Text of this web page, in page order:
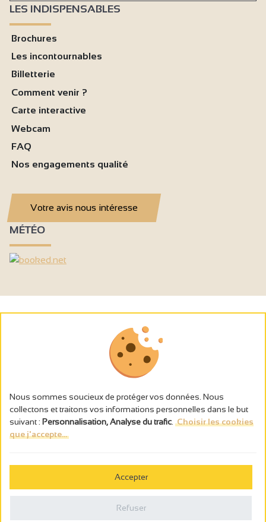
LES INDISPENSABLES
Brochures
Les incontournables
Billetterie
Comment venir ?
Carte interactive
Webcam
FAQ
Nos engagements qualité
Votre avis nous intéresse
MÉTÉO
L’abus d’alcool est dangereux pour la santé, à consommer avec
Politique de confidentialité
Nous sommes soucieux de protéger vos données. Nous
collectons et traitons vos informations personnelles dans le but
suivant : Personnalisation, Analyse du trafic Choisir les cookies
que j'accepte...
Accepter
Refuser